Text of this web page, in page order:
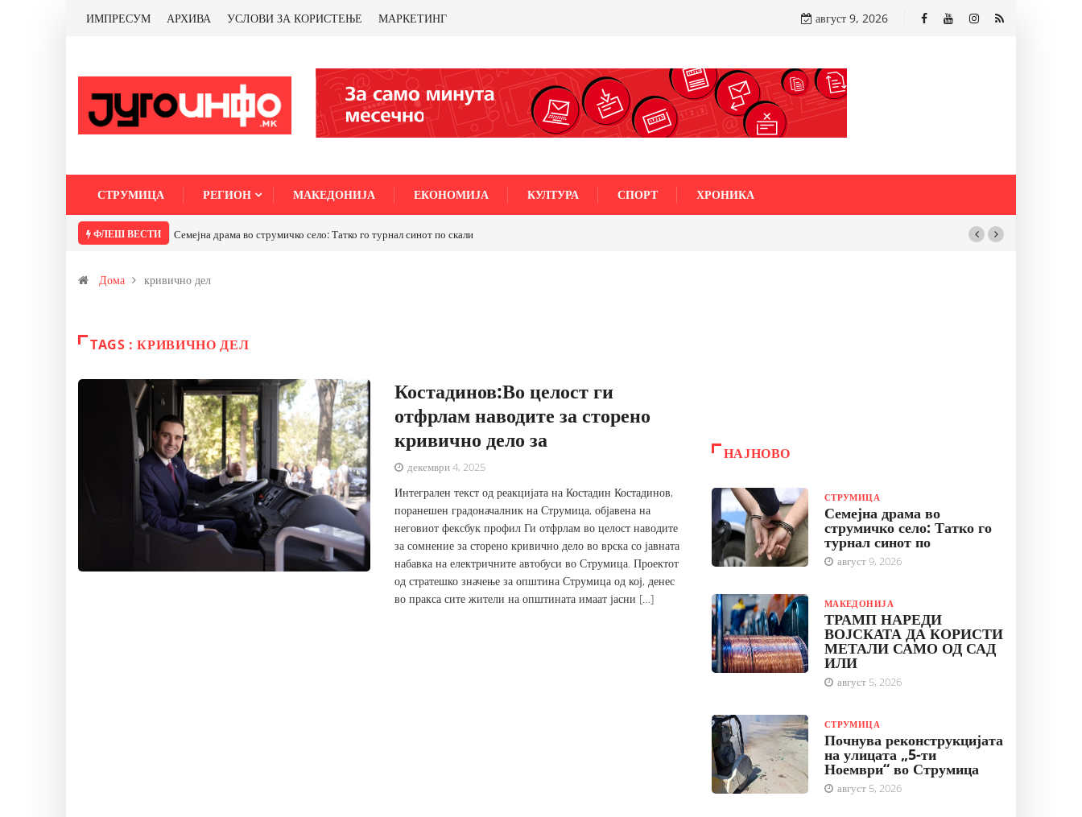
ИМПРЕСУМ АРХИВА УСЛОВИ ЗА КОРИСТЕЊЕ МАРКЕТИНГ август 9, 2026
СТРУМИЦА РЕГИОН МАКЕДОНИЈА ЕКОНОМИЈА КУЛТУРА СПОРТ ХРОНИКА
ФЛЕШ ВЕСТИ Семејна драма во струмичко село: Татко го турнал синот по скали
Дома кривично дел
TAGS : КРИВИЧНО ДЕЛ
Костадинов:Во целост ги
отфрлам наводите за сторено
кривично дело за
декември 4, 2025
Интегрален текст од реакцијата на Костадин Костадинов,
поранешен градоначалник на Струмица, објавена на
неговиот фексбук профил Ги отфрлам во целост наводите
за сомнение за сторено кривично дело во врска со јавната
набавка на електричните автобуси во Струмица. Проектот
од стратешко значење за општина Струмица од кој, денес
во пракса сите жители на општината имаат јасни […]
НАЈНОВО
СТРУМИЦА
Семејна драма во
струмичко село: Татко го
турнал синот по
август 9, 2026
МАКЕДОНИЈА
ТРАМП НАРЕДИ
ВОЈСКАТА ДА КОРИСТИ
МЕТАЛИ САМО ОД САД
ИЛИ
август 5, 2026
СТРУМИЦА
Почнува реконструкцијата
на улицата „5-ти
Ноември“ во Струмица
август 5, 2026